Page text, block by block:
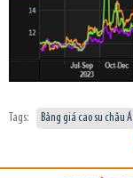
Tags: Bảng giá cao su châu Á